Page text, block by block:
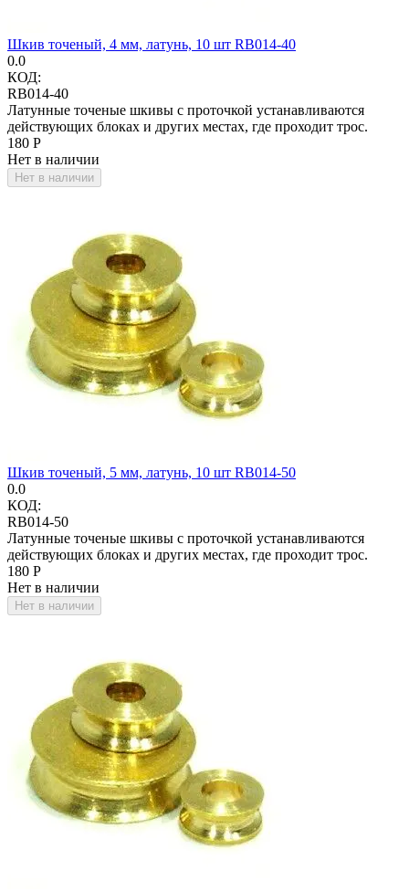
Шкив точеный, 4 мм, латунь, 10 шт RB014-40
0.0
КОД:
RB014-40
Латунные точеные шкивы с проточкой устанавливаются
действующих блоках и других местах, где проходит трос.
‍180‍ Р
Нет в наличии
Нет в наличии
Шкив точеный, 5 мм, латунь, 10 шт RB014-50
0.0
КОД:
RB014-50
Латунные точеные шкивы с проточкой устанавливаются
действующих блоках и других местах, где проходит трос.
‍180‍ Р
Нет в наличии
Нет в наличии